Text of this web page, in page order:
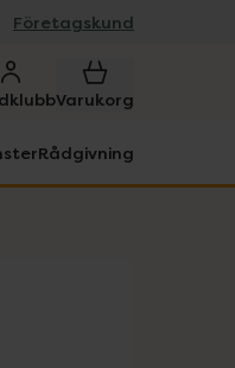
Företagskund
Varukorg
Rådgivning